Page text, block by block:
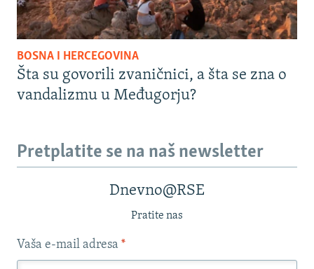
BOSNA I HERCEGOVINA
Šta su govorili zvaničnici, a šta se zna o
vandalizmu u Međugorju?
Pretplatite se na naš newsletter
Dnevno@RSE
Pratite nas
Vaša e-mail adresa *